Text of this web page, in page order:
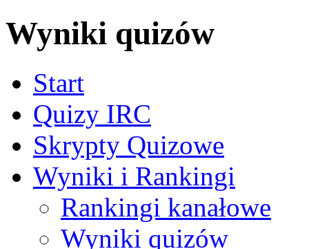
Wyniki quizów
Start
Quizy IRC
Skrypty Quizowe
Wyniki i Rankingi
Rankingi kanałowe
Wyniki quizów